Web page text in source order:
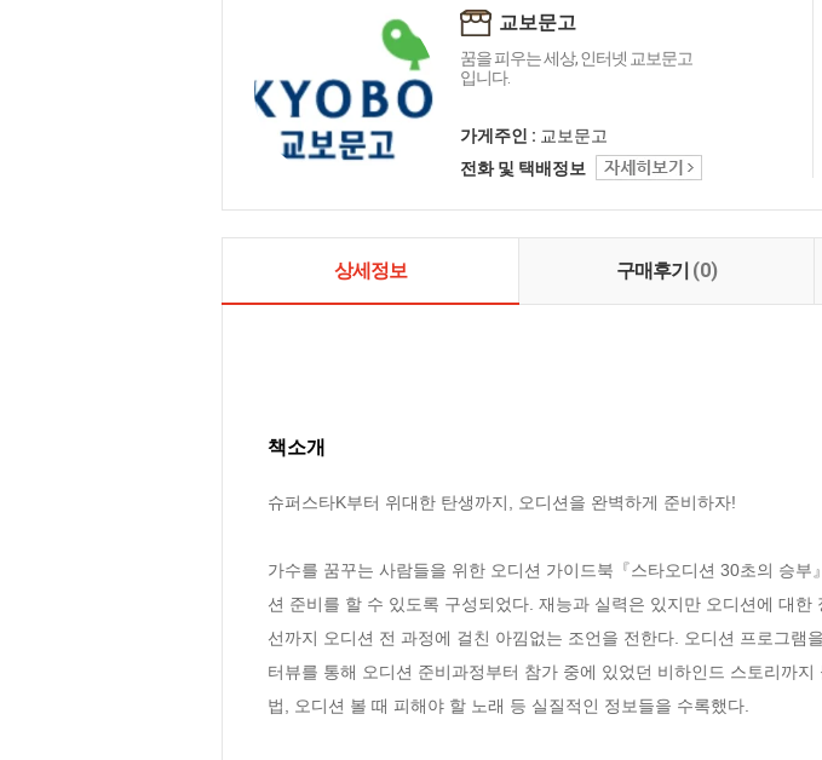
교보문고
꿈을 피우는 세상, 인터넷 교보문고
입니다.
가게주인 : 교보문고
전화 및 택배정보
상세정보 구매후기 (0)
책소개
슈퍼스타K부터 위대한 탄생까지, 오디션을 완벽하게 준비하자!
가수를 꿈꾸는 사람들을 위한 오디션 가이드북『스타오디션 30초의 승
션 준비를 할 수 있도록 구성되었다. 재능과 실력은 있지만 오디션에 대
선까지 오디션 전 과정에 걸친 아낌없는 조언을 전한다. 오디션 프로그
터뷰를 통해 오디션 준비과정부터 참가 중에 있었던 비하인드 스토리까
법, 오디션 볼 때 피해야 할 노래 등 실질적인 정보들을 수록했다.